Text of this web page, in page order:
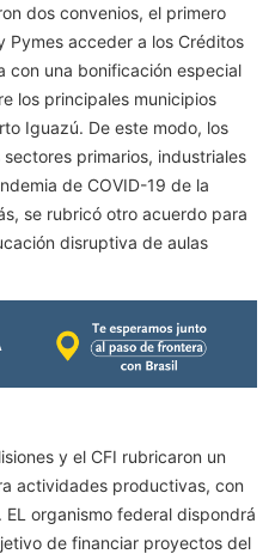
dos convenios, el primero
Pymes acceder a los Créditos
con una bonificación especial
los principales municipios
Iguazú. De este modo, los
primarios, industriales
de COVID-19 de la
se rubricó otro acuerdo para
disruptiva de aulas
y el CFI rubricaron un
actividades productivas, con
organismo federal dispondrá
de financiar proyectos del